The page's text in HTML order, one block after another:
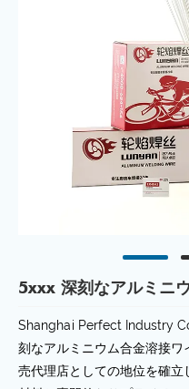
5xxx 深刻なアルミニ
Shanghai Perfect Industry
刻なアルミニウム合金溶接ワ
売代理店としての地位を確